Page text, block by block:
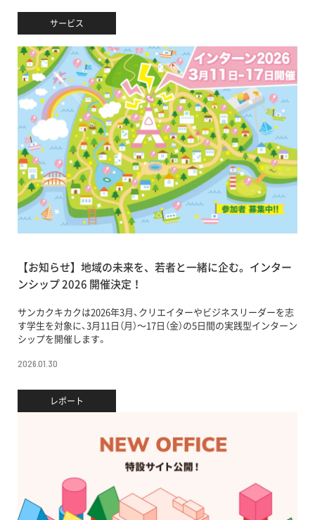
サービス
【お知らせ】地域の未来を、若者と一緒に企む。インター
ンシップ 2026 開催決定！
サンカクキカクは2026年3月、クリエイターやビジネスリーダーを志
す学生を対象に、3月11日（月）〜17日（金）の5日間の実践型インターン
シップを開催します。
2026.01.30
レポート